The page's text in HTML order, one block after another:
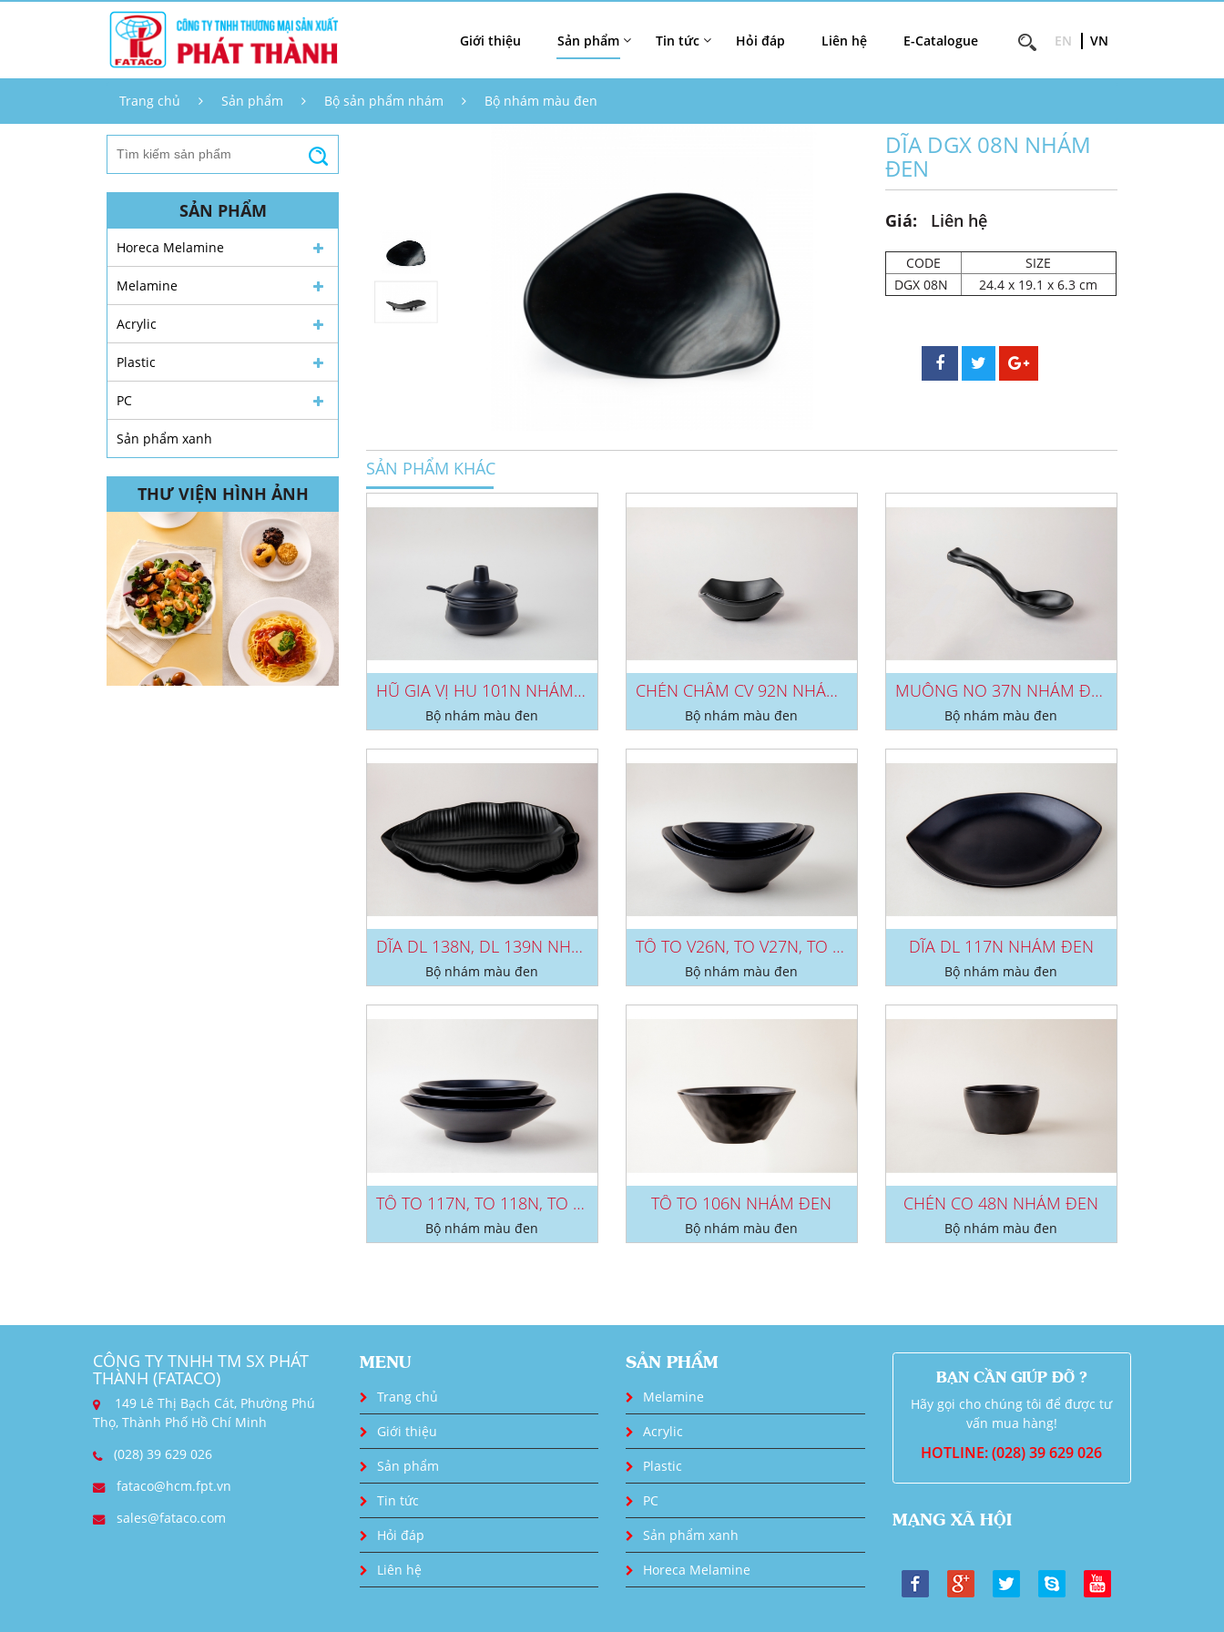
Giới thiệu Sản phẩm Tin tức Hỏi đáp Liên hệ E-Catalogue EN VN
Trang chủ Sản phẩm Bộ sản phẩm nhám Bộ nhám màu đen
SẢN PHẨM
Horeca Melamine
Melamine
Acrylic
Plastic
PC
Sản phẩm xanh
THƯ VIỆN HÌNH ẢNH
DĨA DGX 08N NHÁM
ĐEN
Giá: Liên hệ
CODE
SIZE
DGX 08N
24.4 x 19.1 x 6.3 cm
SẢN PHẨM KHÁC
HŨ GIA VỊ HU 101N NHÁM ĐEN
Bộ nhám màu đen
CHÉN CHẤM CV 92N NHÁM ĐEN
Bộ nhám màu đen
MUỖNG NO 37N NHÁM ĐEN
Bộ nhám màu đen
DĨA DL 138N, DL 139N NHÁM ĐEN
Bộ nhám màu đen
TÔ TO V26N, TO V27N, TO V28N NHÁM...
Bộ nhám màu đen
DĨA DL 117N NHÁM ĐEN
Bộ nhám màu đen
TÔ TO 117N, TO 118N, TO 119N NHÁM...
Bộ nhám màu đen
TÔ TO 106N NHÁM ĐEN
Bộ nhám màu đen
CHÉN CO 48N NHÁM ĐEN
Bộ nhám màu đen
CÔNG TY TNHH TM SX PHÁT
THÀNH (FATACO)
149 Lê Thị Bạch Cát, Phường Phú
Thọ, Thành Phố Hồ Chí Minh
(028) 39 629 026
fataco@hcm.fpt.vn
sales@fataco.com
MENU
Trang chủ
Giới thiệu
Sản phẩm
Tin tức
Hỏi đáp
Liên hệ
SẢN PHẨM
Melamine
Acrylic
Plastic
PC
Sản phẩm xanh
Horeca Melamine
BẠN CẦN GIÚP ĐỠ ?
Hãy gọi cho chúng tôi để được tư
vấn mua hàng!
HOTLINE: (028) 39 629 026
MẠNG XÃ HỘI